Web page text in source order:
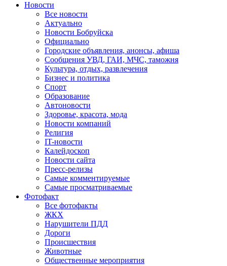
Новости
Все новости
Актуально
Новости Бобруйска
Официально
Городские объявления, анонсы, афиша
Сообщения УВД, ГАИ, МЧС, таможня
Культура, отдых, развлечения
Бизнес и политика
Спорт
Образование
Автоновости
Здоровье, красота, мода
Новости компаний
Религия
IT-новости
Калейдоскоп
Новости сайта
Пресс-релизы
Самые комментируемые
Самые просматриваемые
Фотофакт
Все фотофакты
ЖКХ
Нарушители ПДД
Дороги
Происшествия
Животные
Общественные мероприятия